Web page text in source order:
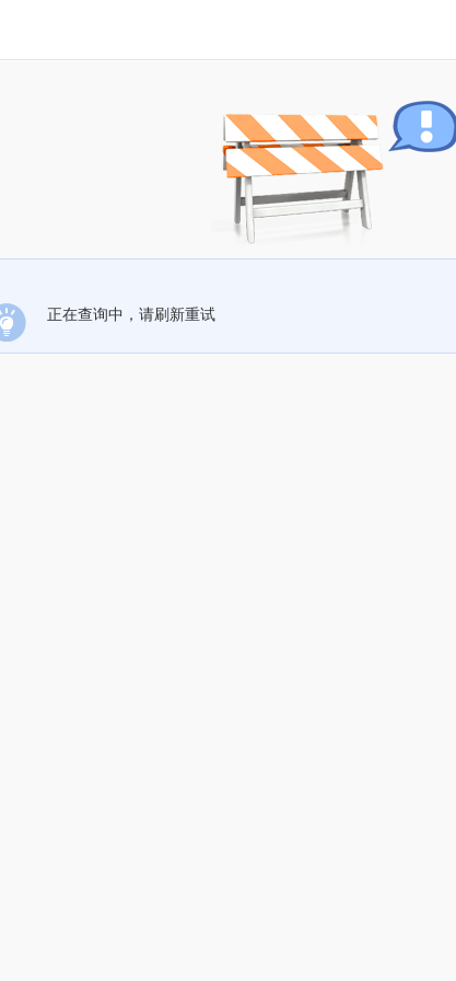
正在查询中，请刷新重试